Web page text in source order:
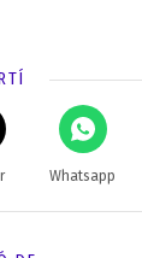
Whatsapp